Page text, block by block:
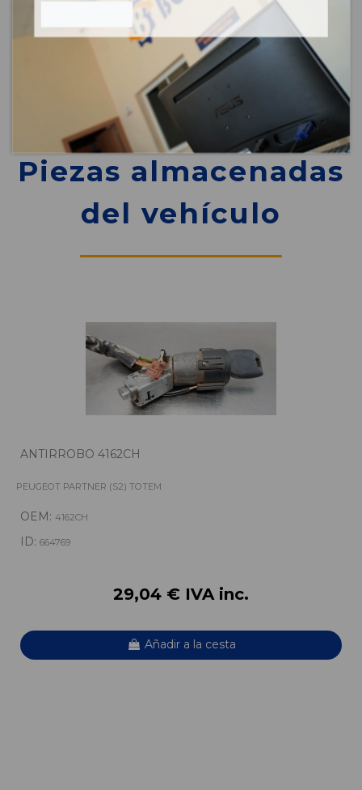
Piezas almacenadas
del vehículo
ANTIRROBO 4162CH
PEUGEOT PARTNER (S2) TOTEM
OEM: 4162CH
ID: 664769
29,04 € IVA inc.
Añadir a la cesta